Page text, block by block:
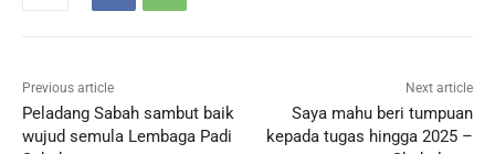
Previous article
Peladang Sabah sambut baik
wujud semula Lembaga Padi
Next article
Saya mahu beri tumpuan
kepada tugas hingga 2025 –